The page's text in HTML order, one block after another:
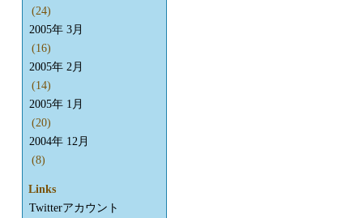
(24)
2005年 3月
(16)
2005年 2月
(14)
2005年 1月
(20)
2004年 12月
(8)
Links
Twitterアカウント